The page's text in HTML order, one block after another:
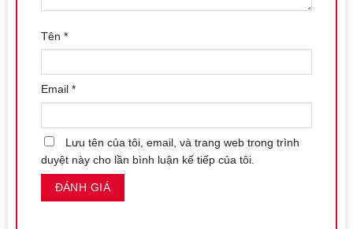
Tên *
Email *
Lưu tên của tôi, email, và trang web trong trình
duyệt này cho lần bình luận kế tiếp của tôi.